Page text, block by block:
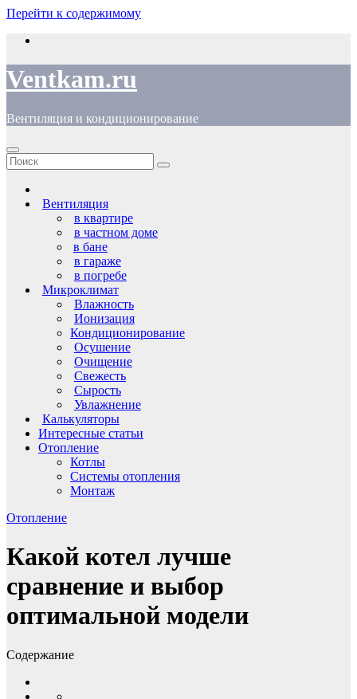
Перейти к содержимому
Ventkam.ru
Вентиляция и кондиционирование
Вентиляция
в квартире
в частном доме
в бане
в гараже
в погребе
Микроклимат
Влажность
Ионизация
Кондиционирование
Осушение
Очищение
Свежесть
Сырость
Увлажнение
Калькуляторы
Интересные статьи
Отопление
Котлы
Системы отопления
Монтаж
Отопление
Какой котел лучше
сравнение и выбор
оптимальной модели
Содержание